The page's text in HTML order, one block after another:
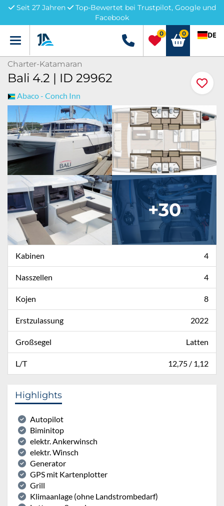
Seit 27 Jahren
Top-Bewertet bei Trustpilot, Google und
Facebook
Menü +49 5741 3222690
0 0 DE
Charter-Katamaran
Bali 4.2 | ID 29962
Abaco - Conch Inn
+30
Kabinen 4
Nasszellen 4
Kojen 8
Erstzulassung 2022
Großsegel Latten
L/T 12,75 / 1,12
Highlights
Autopilot
Biminitop
elektr. Ankerwinsch
elektr. Winsch
Generator
GPS mit Kartenplotter
Grill
Klimaanlage (ohne Landstrombedarf)